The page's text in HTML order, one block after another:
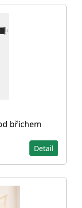
břichem
Detail